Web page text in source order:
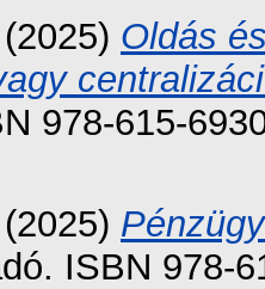
(2025) Oldás
978-615-
(2025)
ISBN 978-